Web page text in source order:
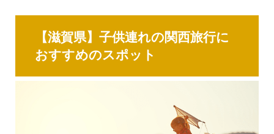
【滋賀県】子供連れの関西旅行に
おすすめのスポット